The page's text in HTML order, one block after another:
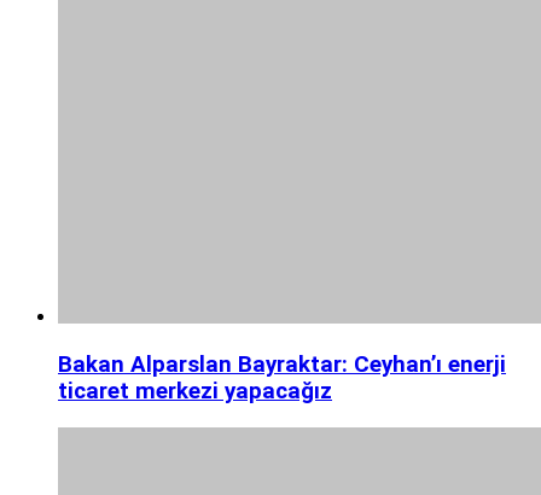
Bakan Alparslan Bayraktar: Ceyhan’ı enerji
ticaret merkezi yapacağız